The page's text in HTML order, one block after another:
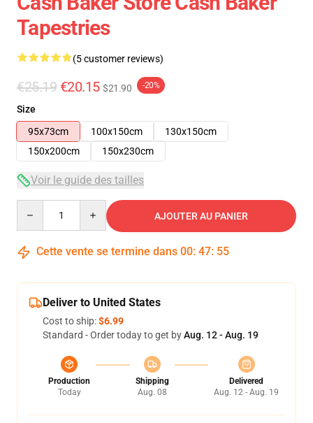
Tapestries
(5 customer reviews)
€25.19 €20.15 $21.90 -20%
Size
95x73cm
100x150cm
130x150cm
150x200cm
150x230cm
Voir le guide des tailles
AJOUTER AU PANIER
Cette vente se termine dans 00: 47: 54
Deliver to United States
Cost to ship:$6.99
Standard - Order today to get byAug. 12 - Aug. 19
Production
Today
Shipping
Aug. 08
Delivered
Aug. 12 - Aug. 19